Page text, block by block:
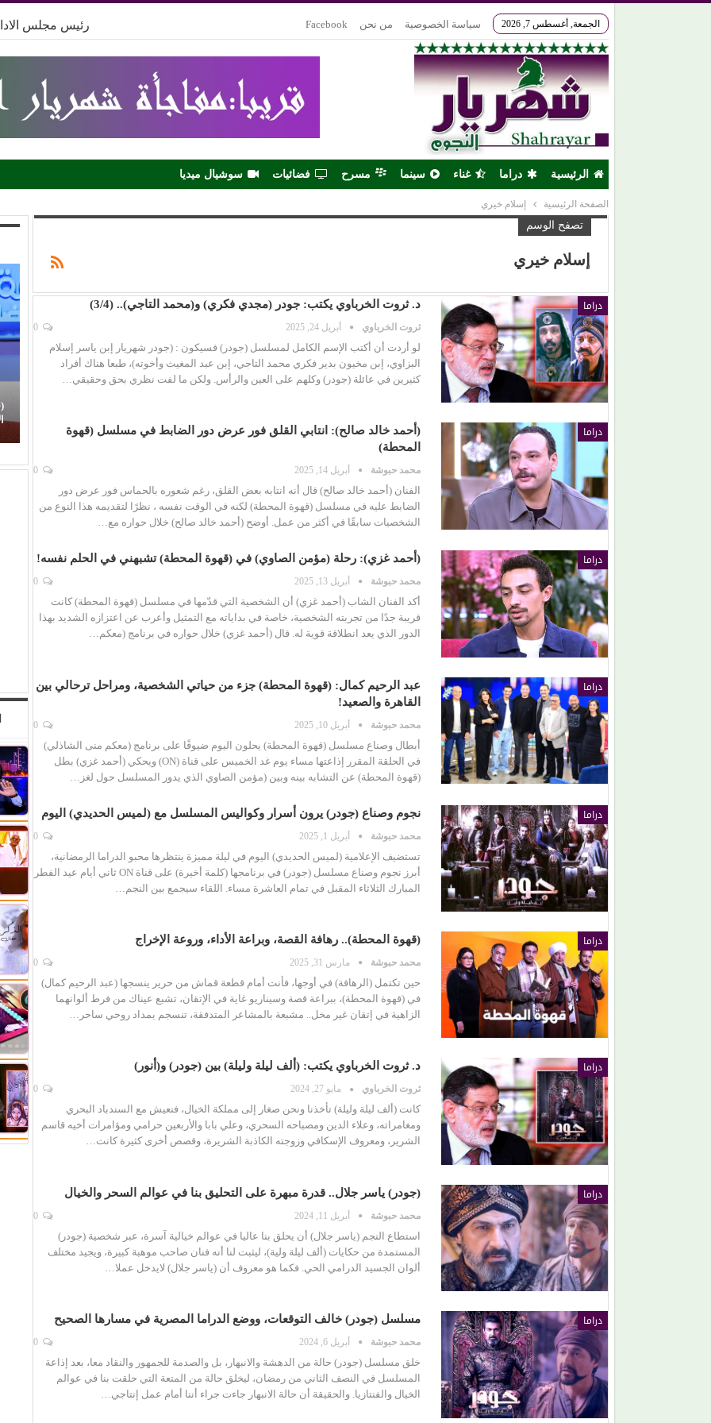
الجمعة, أغسطس 7, 2026 سياسة الخصوصية من نحن Facebook رئيس مجلس
الرئيسية دراما غناء سينما مسرح فضائيات سوشيال ميديا
الصفحة الرئيسية إسلام خيري
تصفح الوسم
إسلام خيري
دراما د. ثروت الخرباوي يكتب: جودر (مجدي فكري) و(محمد التاجي).. (3/4)
ثروت الخرباوي أبريل 24, 2025
لو أردت أن أكتب الإسم الكامل لمسلسل (جودر) فسيكون : (جودر شهريار إبن ياسر إسلام
البزاوي، إبن مخيون بدير فكري محمد التاجي، إبن عبد المغيث وأخوته)، طبعا هناك أفراد
كثيرين في عائلة (جودر) وكلهم على العين والرأس. ولكن ما لفت نظري بحق وحقيقي…
دراما
(أحمد خالد صالح): انتابي القلق فور عرض دور الضابط في مسلسل (قهوة
المحطة)
محمد حبوشة أبريل 14, 2025
الفنان (أحمد خالد صالح) قال أنه انتابه بعض القلق، رغم شعوره بالحماس فور عرض دور
الضابط عليه في مسلسل (قهوة المحطة) لكنه في الوقت نفسه ، نظرًا لتقديمه هذا النوع من
الشخصيات سابقًا في أكثر من عمل. أوضح (أحمد خالد صالح) خلال حواره مع…
دراما (أحمد غزي): رحلة (مؤمن الصاوي) في (قهوة المحطة) تشبهني في الحلم نفسه!
محمد حبوشة أبريل 13, 2025
أكد الفنان الشاب (أحمد غزي) أن الشخصية التي قدّمها في مسلسل (قهوة المحطة) كانت
قريبة جدًا من تجربته الشخصية، خاصة في بداياته مع التمثيل وأعرب عن اعتزازه الشديد بهذا
الدور الذي يعد انطلاقة قوية له. قال (أحمد غزي) خلال حواره في برنامج (معكم…
دراما
عبد الرحيم كمال: (قهوة المحطة) جزء من حياتي الشخصية، ومراحل ترحالي بين
القاهرة والصعيد!
محمد حبوشة أبريل 10, 2025
أبطال وصناع مسلسل (قهوة المحطة) يحلون اليوم ضيوفًا على برنامج (معكم منى الشاذلي)
في الحلقة المقرر إذاعتها مساء يوم غد الخميس على قناة (ON) ويحكي (أحمد غزي) بطل
(قهوة المحطة) عن التشابه بينه وبين (مؤمن الصاوي الذي يدور المسلسل حول لغز…
دراما نجوم وصناع (جودر) يرون أسرار وكواليس المسلسل مع (لميس الحديدي) اليوم
محمد حبوشة أبريل 1, 2025
تستضيف الإعلامية (لميس الحديدي) اليوم في ليلة مميزة ينتظرها محبو الدراما الرمضانية،
أبرز نجوم وصناع مسلسل (جودر) في برنامجها (كلمة أخيرة) على قناة ON ثاني أيام عيد الفطر
المبارك الثلاثاء المقبل في تمام العاشرة مساء. اللقاء سيجمع بين النجم…
دراما (قهوة المحطة).. رهافة القصة، وبراعة الأداء، وروعة الإخراج
محمد حبوشة مارس 31, 2025
حين تكتمل (الرهافة) في أوجها، فأنت أمام قطعة قماش من حرير ينسجها (عبد الرحيم كمال)
في (قهوة المحطة)، ببراعة قصة وسيناريو غاية في الإتقان، تشبع عيناك من فرط ألوانهما
الزاهية في إتقان غير مخل.. مشبعة بالمشاعر المتدفقة، تنسجم بمداد روحي ساحر…
دراما د. ثروت الخرباوي يكتب: (ألف ليلة وليلة) بين (جودر) و(أنور)
ثروت الخرباوي مايو 27, 2024
كانت (ألف ليلة وليلة) تأخذنا ونحن صغار إلى مملكة الخيال، فنعيش مع السندباد البحري
ومغامراته، وعلاء الدين ومصباحه السحري، وعلي بابا والأربعين حرامي ومؤامرات أخيه قاسم
الشرير، ومعروف الإسكافي وزوجته الكاذبة الشريرة، وقصص أخرى كثيرة كانت…
دراما (جودر) ياسر جلال.. قدرة مبهرة على التحليق بنا في عوالم السحر والخيال
محمد حبوشة أبريل 11, 2024
استطاع النجم (ياسر جلال) أن يحلق بنا عاليا في عوالم خيالية آسرة، عبر شخصية (جودر)
المستمدة من حكايات (ألف ليلة ولية)، ليثبت لنا أنه فنان صاحب موهبة كبيرة، ويجيد مختلف
ألوان الجسيد الدرامي الحي. فكما هو معروف أن (ياسر جلال) لايدخل عملا…
دراما مسلسل (جودر) خالف التوقعات، ووضع الدراما المصرية في مسارها الصحيح
محمد حبوشة أبريل 6, 2024
خلق مسلسل (جودر) حالة من الدهشة والانبهار، بل والصدمة للجمهور والنقاد معا، بعد إذاعة
المسلسل في النصف الثاني من رمضان، ليخلق حالة من المتعة التي حلقت بنا في عوالم
الخيال والفنتازيا. والحقيقة أن حالة الانبهار جاءت جراء أننا أمام عمل إنتاجي…
برتقان (الأبنودي) وفراولة مصطفى حدوتة!